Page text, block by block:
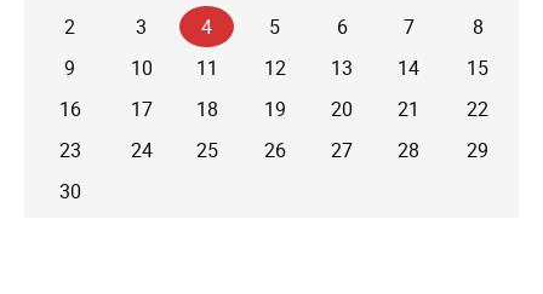
2
3 4 5 6 7
8
9
10 11 12 13 14
15
16
17 18 19 20 21
22
23
24 25 26 27 28
29
30